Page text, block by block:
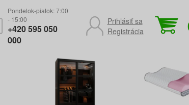
Pondelok-piatok: 7:00
- 15:00
+420 595 050
000
Prihlásiť sa
Registrácia